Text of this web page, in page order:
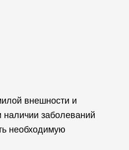
внешности и
наличии заболеваний
необходимую